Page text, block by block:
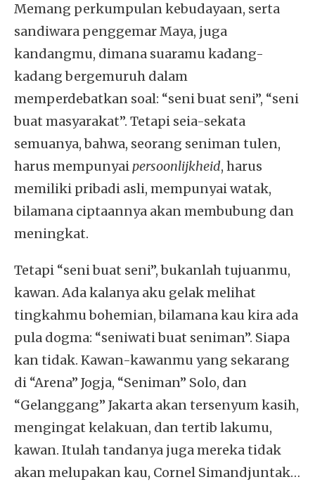
Memang perkumpulan kebudayaan, serta
sandiwara penggemar Maya, juga
kandangmu, dimana suaramu kadang-
kadang bergemuruh dalam
memperdebatkan soal: “seni buat seni”, “seni
buat masyarakat”. Tetapi seia-sekata
semuanya, bahwa, seorang seniman tulen,
harus mempunyaipersoonlijkheid, harus
memiliki pribadi asli, mempunyai watak,
bilamana ciptaannya akan membubung dan
meningkat.
Tetapi “seni buat seni”, bukanlah tujuanmu,
kawan. Ada kalanya aku gelak melihat
tingkahmu bohemian, bilamana kau kira ada
pula dogma: “seniwati buat seniman”. Siapa
kan tidak. Kawan-kawanmu yang sekarang
di “Arena” Jogja, “Seniman” Solo, dan
“Gelanggang” Jakarta akan tersenyum kasih,
mengingat kelakuan, dan tertib lakumu,
kawan. Itulah tandanya juga mereka tidak
akan melupakan kau, Cornel Simandjuntak…